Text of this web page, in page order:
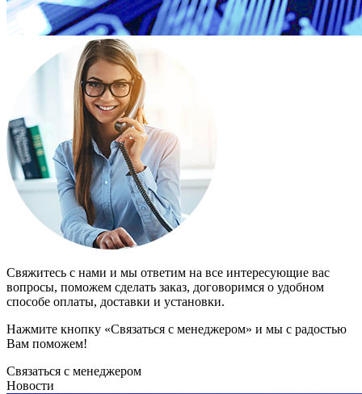
Свяжитесь с нами и мы ответим на все интересующие вас
вопросы, поможем сделать заказ, договоримся о удобном
способе оплаты, доставки и установки.
Нажмите кнопку «Связаться с менеджером» и мы с радостью
Вам поможем!
Связаться с менеджером
Новости